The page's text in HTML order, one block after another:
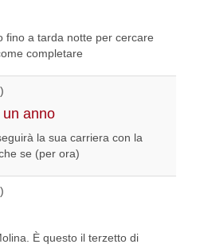
fino a tarda notte per cercare
completare
anno
la sua carriera con la
se (per ora)
È questo il terzetto di